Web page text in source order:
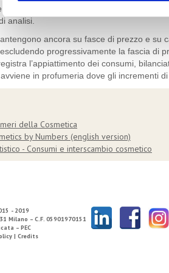
che molte imprese attuano riducendo i
analisi.
ancora su fasce di prezzo e su
, escludendo progressivamente la fascia di
l’appiattimento dei consumi,
in profumeria dove gli incrementi
della Cosmetica
by Numbers (english version)
- Consumi e interscambio cosmetico
- 2019
Milano – C.F. 05901970151
– PEC
| Credits